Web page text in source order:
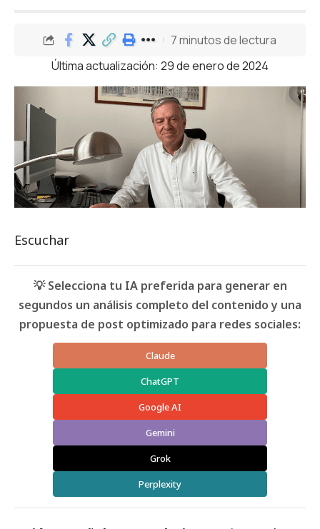
Última actualización: 29 de enero de 2024
7 minutos de lectura
Escuchar
💡 Selecciona tu IA preferida para generar en
segundos un análisis completo del contenido y una
propuesta de post optimizado para redes sociales:
Claude
ChatGPT
Google AI
Gemini
Grok
Perplexity